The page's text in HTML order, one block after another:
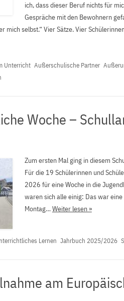
ich, dass dieser Beruf nichts für
Gespräche mit den Bewohnern
mich selbst.“ Vier Sätze. Vier
Unterricht Außerschulische Partner
Woche –
Zum ersten Mal ging in diesem
Für die 19 Schülerinnen und
2026 für eine Woche in die
waren sich alle einig: Das war
Montag…Weiter lesen »
Lernen Jahrbuch 2025/2026
am